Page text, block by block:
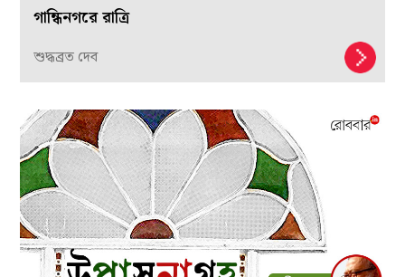
গান্ধিনগরে রাত্রি
শুদ্ধব্রত দেব